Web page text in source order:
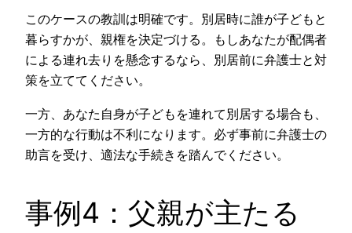
このケースの教訓は明確です。別居時に誰が子どもと
暮らすかが、親権を決定づける。もしあなたが配偶者
による連れ去りを懸念するなら、別居前に弁護士と対
策を立ててください。
一方、あなた自身が子どもを連れて別居する場合も、
一方的な行動は不利になります。必ず事前に弁護士の
助言を受け、適法な手続きを踏んでください。
事例4：父親が主たる